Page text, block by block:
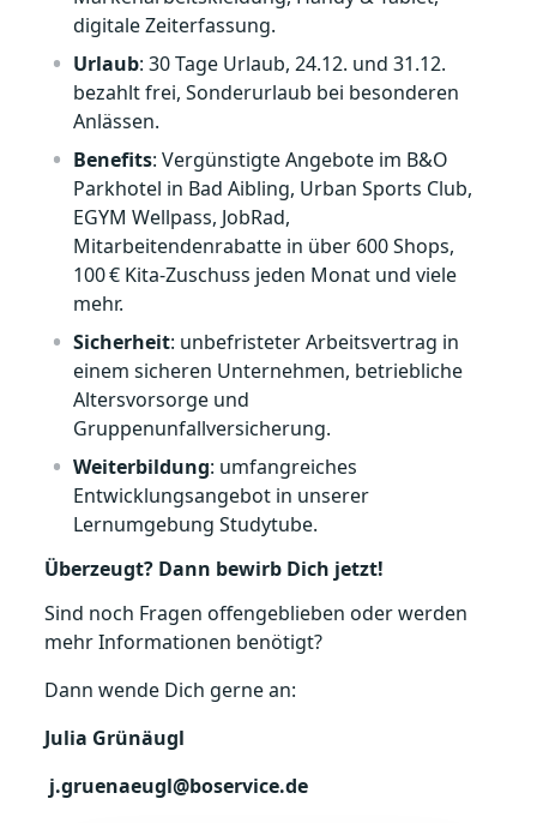
digitale Zeiterfassung.
Urlaub: 30 Tage Urlaub, 24.12. und 31.12.
bezahlt frei, Sonderurlaub bei besonderen
Anlässen.
Benefits: Vergünstigte Angebote im B&O
Parkhotel in Bad Aibling, Urban Sports Club,
EGYM Wellpass, JobRad,
Mitarbeitendenrabatte in über 600 Shops,
100 € Kita‑Zuschuss jeden Monat und viele
mehr.
Sicherheit: unbefristeter Arbeitsvertrag in
einem sicheren Unternehmen, betriebliche
Altersvorsorge und
Gruppenunfallversicherung.
Weiterbildung: umfangreiches
Entwicklungsangebot in unserer
Lernumgebung Studytube.
Überzeugt? Dann bewirb Dich jetzt!
Sind noch Fragen offengeblieben oder werden
mehr Informationen benötigt?
Dann wende Dich gerne an:
Julia Grünäugl
j.gruenaeugl@boservice.de